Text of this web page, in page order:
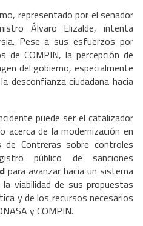
representado por el senador
Álvaro Elizalde, intenta
Pese a sus esfuerzos por
COMPIN, la percepción de
del gobierno, especialmente
desconfianza ciudadana hacia
puede ser el catalizador
acerca de la modernización en
Contreras sobre controles
público de sanciones
para avanzar hacia un sistema
viabilidad de sus propuestas
y de los recursos necesarios
y COMPIN.